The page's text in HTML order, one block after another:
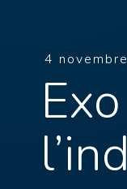
4